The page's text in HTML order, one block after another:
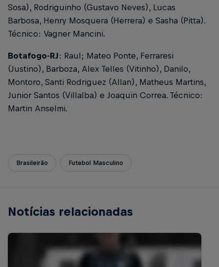
Sosa), Rodriguinho (Gustavo Neves), Lucas
Barbosa, Henry Mosquera (Herrera) e Sasha (Pitta).
Técnico: Vagner Mancini.
Botafogo-RJ: Raul; Mateo Ponte, Ferraresi
(Justino), Barboza, Alex Telles (Vitinho), Danilo,
Montoro, Santi Rodriguez (Allan), Matheus Martins,
Junior Santos (Villalba) e Joaquin Correa. Técnico:
Martin Anselmi.
Brasileirão Futebol Masculino
Notícias relacionadas